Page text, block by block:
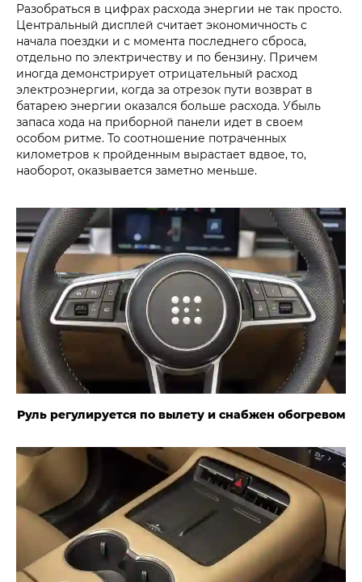
Разобраться в цифрах расхода энергии не так просто.
Центральный дисплей считает экономичность с
начала поездки и с момента последнего сброса,
отдельно по электричеству и по бензину. Причем
иногда демонстрирует отрицательный расход
электроэнергии, когда за отрезок пути возврат в
батарею энергии оказался больше расхода. Убыль
запаса хода на приборной панели идет в своем
особом ритме. То соотношение потраченных
километров к пройденным вырастает вдвое, то,
наоборот, оказывается заметно меньше.
Руль регулируется по вылету и снабжен обогревом